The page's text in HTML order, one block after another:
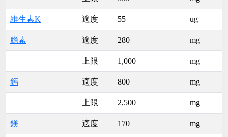
維生素K 適度 55 ug
膽素 適度 280 mg
上限 1,000 mg
鈣 適度 800 mg
上限 2,500 mg
鎂 適度 170 mg